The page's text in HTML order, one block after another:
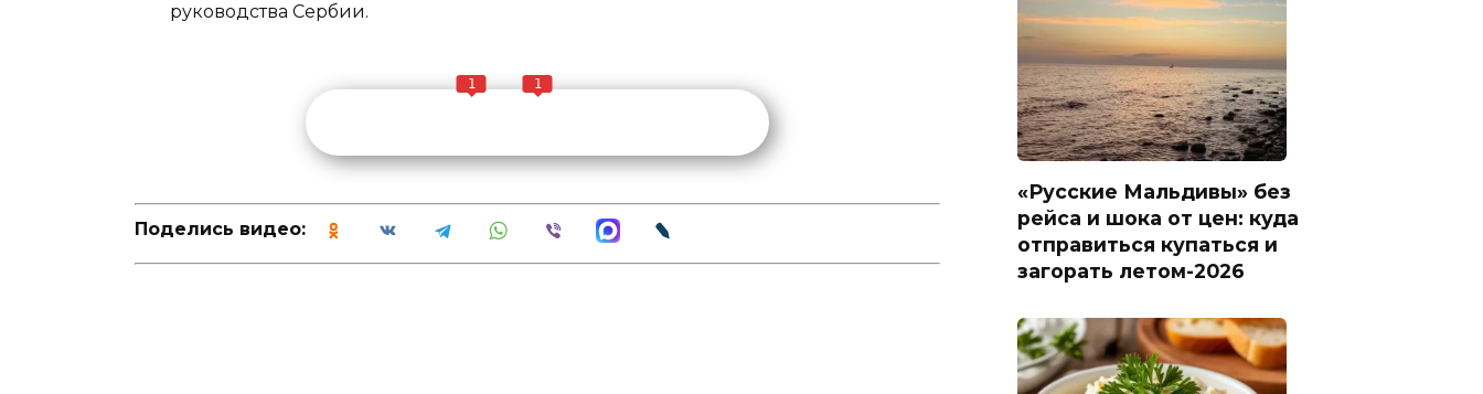
руководства Сербии.
1 1
Поделись видео:
«Русские Мальдивы» без
рейса и шока от цен: куда
отправиться купаться и
загорать летом-2026